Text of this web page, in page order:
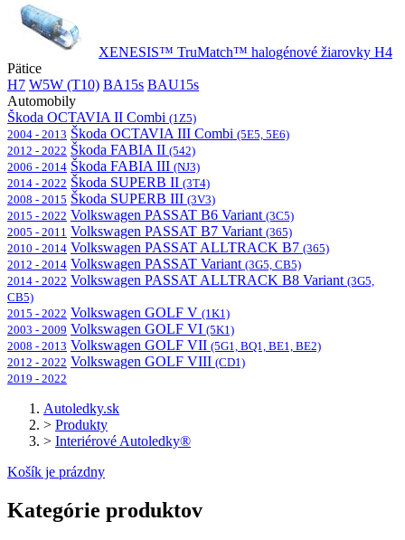
XENESIS™ TruMatch™ halogénové žiarovky H4
Pätice
H7 W5W (T10) BA15s BAU15s
Automobily
Škoda OCTAVIA II Combi (1Z5)
2004 - 2013 Škoda OCTAVIA III Combi (5E5, 5E6)
2012 - 2022 Škoda FABIA II (542)
2006 - 2014 Škoda FABIA III (NJ3)
2014 - 2022 Škoda SUPERB II (3T4)
2008 - 2015 Škoda SUPERB III (3V3)
2015 - 2022 Volkswagen PASSAT B6 Variant (3C5)
2005 - 2011 Volkswagen PASSAT B7 Variant (365)
2010 - 2014 Volkswagen PASSAT ALLTRACK B7 (365)
2012 - 2014 Volkswagen PASSAT Variant (3G5, CB5)
2014 - 2022 Volkswagen PASSAT ALLTRACK B8 Variant (3G5,
CB5)
2015 - 2022 Volkswagen GOLF V (1K1)
2003 - 2009 Volkswagen GOLF VI (5K1)
2008 - 2013 Volkswagen GOLF VII (5G1, BQ1, BE1, BE2)
2012 - 2022 Volkswagen GOLF VIII (CD1)
2019 - 2022
Autoledky.sk
> Produkty
> Interiérové Autoledky®
Košík je prázdny
Kategórie produktov